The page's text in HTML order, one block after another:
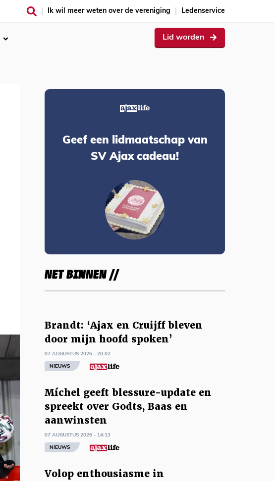
Ik wil meer weten over de vereniging Ledenservice
Lid worden
Geef een lidmaatschap van
SV Ajax cadeau!
NET BINNEN //
Brandt: ‘Ajax en Cruijff bleven
door mijn hoofd spoken’
07 AUGUSTUS 2026 - 20:02
NIEUWS
Míchel geeft blessure-update en
spreekt over Godts, Baas en
aanwinsten
07 AUGUSTUS 2026 - 14:13
NIEUWS
Volop enthousiasme in